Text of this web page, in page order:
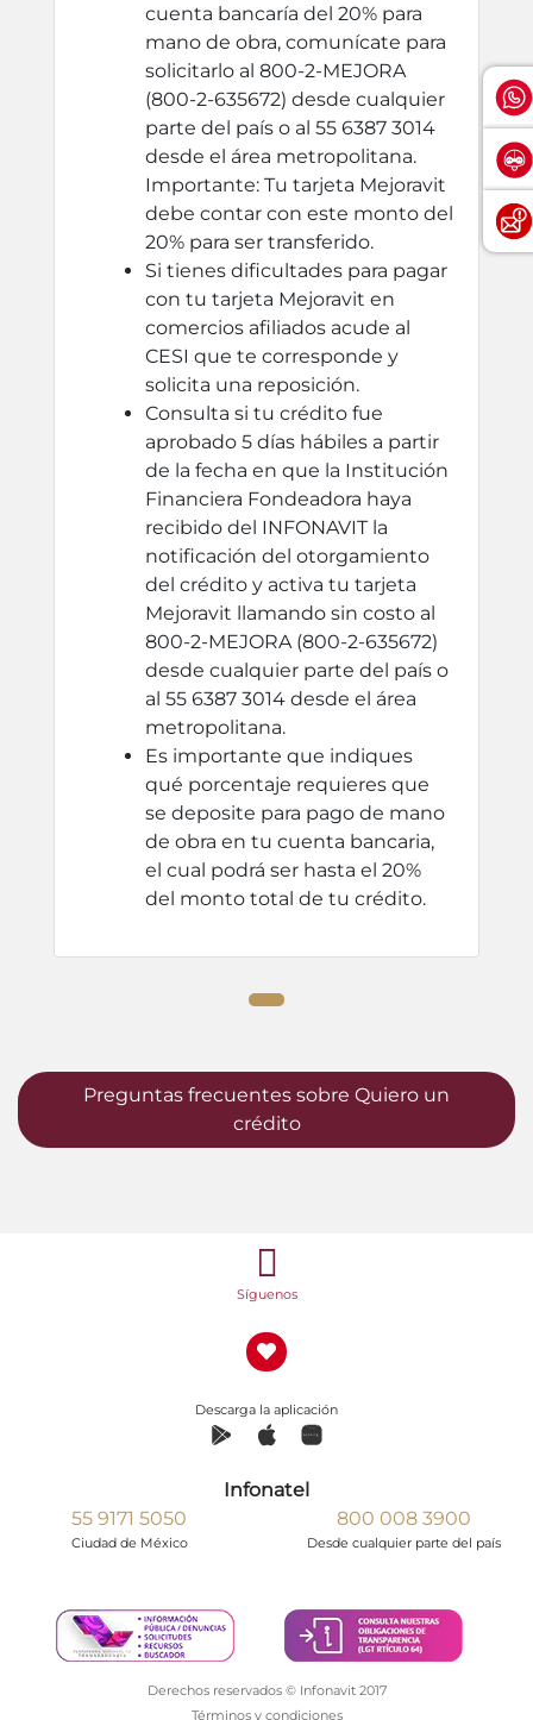
cuenta bancaría del 20% para
mano de obra, comunícate para
solicitarlo al 800-2-MEJORA
(800-2-635672) desde cualquier
parte del país o al 55 6387 3014
desde el área metropolitana.
Importante: Tu tarjeta Mejoravit
debe contar con este monto del
20% para ser transferido.
Si tienes dificultades para pagar
con tu tarjeta Mejoravit en
comercios afiliados acude al
CESI que te corresponde y
solicita una reposición.
Consulta si tu crédito fue
aprobado 5 días hábiles a partir
de la fecha en que la Institución
Financiera Fondeadora haya
recibido del INFONAVIT la
notificación del otorgamiento
del crédito y activa tu tarjeta
Mejoravit llamando sin costo al
800-2-MEJORA (800-2-635672)
desde cualquier parte del país o
al 55 6387 3014 desde el área
metropolitana.
Es importante que indiques
qué porcentaje requieres que
se deposite para pago de mano
de obra en tu cuenta bancaria,
el cual podrá ser hasta el 20%
del monto total de tu crédito.
Preguntas frecuentes sobre Quiero un
crédito
Síguenos
Descarga la aplicación
Infonatel
55 9171 5050
Ciudad de México
800 008 3900
Desde cualquier parte del país
Derechos reservados © Infonavit 2017
Términos y condiciones